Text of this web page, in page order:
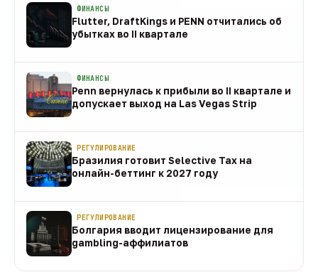
ФИНАНСЫ
Flutter, DraftKings и PENN отчитались об
убытках во II квартале
ФИНАНСЫ
Penn вернулась к прибыли во II квартале и
допускает выход на Las Vegas Strip
РЕГУЛИРОВАНИЕ
Бразилия готовит Selective Tax на
онлайн-беттинг к 2027 году
РЕГУЛИРОВАНИЕ
Болгария вводит лицензирование для
gambling-аффилиатов